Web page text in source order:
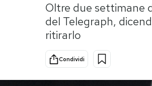
Consumismi
Storie/Idee
Ok Boomer!
Europa
Oltre due settimane
del Telegraph,
ritirarlo
Condividi